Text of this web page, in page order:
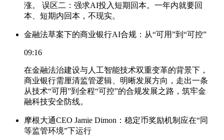
涨。 误区二：强求AI投入短期回本。一年内就要回
本、短期内回本，不现实。
金融法草案下的商业银行AI合规：从“可用”到“可控”
09:16
在金融法治建设与人工智能技术双重变革的背景下，
商业银行需厘清监管逻辑、明晰发展方向，走出一条
从技术“可用”到全程“可控”的合规发展之路，筑牢金
融科技安全防线。
摩根大通CEO Jamie Dimon：稳定币奖励机制应在“同
等监管环境”下运行